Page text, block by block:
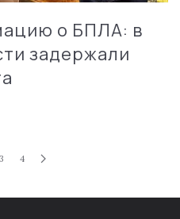
о БПЛА: в
задержали
3 4